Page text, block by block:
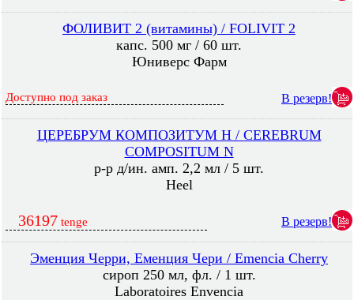
ФОЛИВИТ 2 (витамины) / FOLIVIT 2
капс. 500 мг / 60 шт.
Юниверс Фарм
Доступно под заказ В резерв!
ЦЕРЕБРУМ КОМПОЗИТУМ Н / CEREBRUM
COMPOSITUM N
р-р д/ин. амп. 2,2 мл / 5 шт.
Heel
36197 tenge В резерв!
Эменция Черри, Еменция Чери / Emencia Cherry
сироп 250 мл, фл. / 1 шт.
Laboratoires Envencia